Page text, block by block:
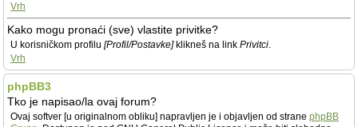
Vrh
Kako mogu pronaći (sve) vlastite privitke?
U korisničkom profilu [Profil/Postavke]klikneš na link Privitci.
Vrh
phpBB3
Tko je napisao/la ovaj forum?
Ovaj softver [u originalnom obliku] napravljen je i objavljen od strane phpBB